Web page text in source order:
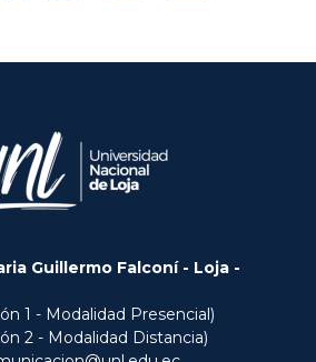
Guillermo Falconí - Loja -
1 - Modalidad Presencial)
2 - Modalidad Distancia)